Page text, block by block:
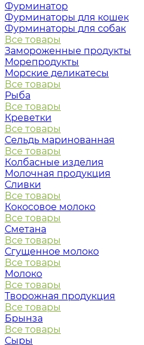
Фурминатор
Фурминаторы для кошек
Фурминаторы для собак
Все товары
Замороженные продукты
Морепродукты
Морские деликатесы
Все товары
Рыба
Все товары
Креветки
Все товары
Сельдь маринованная
Все товары
Колбасные изделия
Молочная продукция
Сливки
Все товары
Кокосовое молоко
Все товары
Сметана
Все товары
Сгущенное молоко
Все товары
Молоко
Все товары
Творожная продукция
Все товары
Брынза
Все товары
Сыры